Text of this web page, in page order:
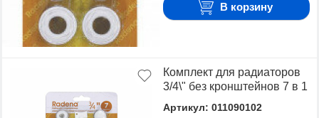
В корзину
Комплект для радиаторов
3/4\" без кронштейнов 7 в 1
Артикул: 011090102